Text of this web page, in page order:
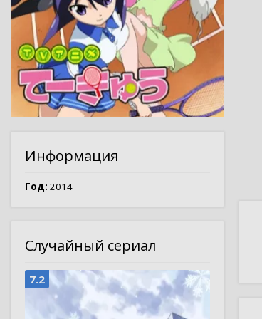
Информация
Год: 2014
Случайный сериал
7.2